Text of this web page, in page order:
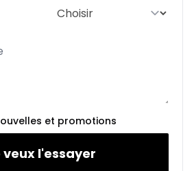
et promotions
veux l'essayer